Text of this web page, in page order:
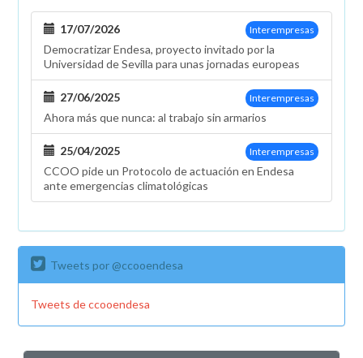
Interempresas
17/07/2026
Democratizar Endesa, proyecto invitado por la
Universidad de Sevilla para unas jornadas europeas
Interempresas
27/06/2025
Ahora más que nunca: al trabajo sin armarios
Interempresas
25/04/2025
CCOO pide un Protocolo de actuación en Endesa
ante emergencias climatológicas
Tweets por @ccooendesa
Tweets de ccooendesa